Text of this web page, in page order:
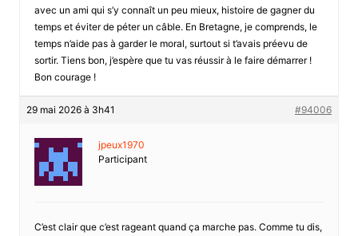
avec un ami qui s’y connaît un peu mieux, histoire de gagner du
temps et éviter de péter un câble. En Bretagne, je comprends, le
temps n’aide pas à garder le moral, surtout si t’avais préevu de
sortir. Tiens bon, j’espère que tu vas réussir à le faire démarrer !
Bon courage !
29 mai 2026 à 3h41 #94006
jpeux1970
Participant
C’est clair que c’est rageant quand ça marche pas. Comme tu dis,